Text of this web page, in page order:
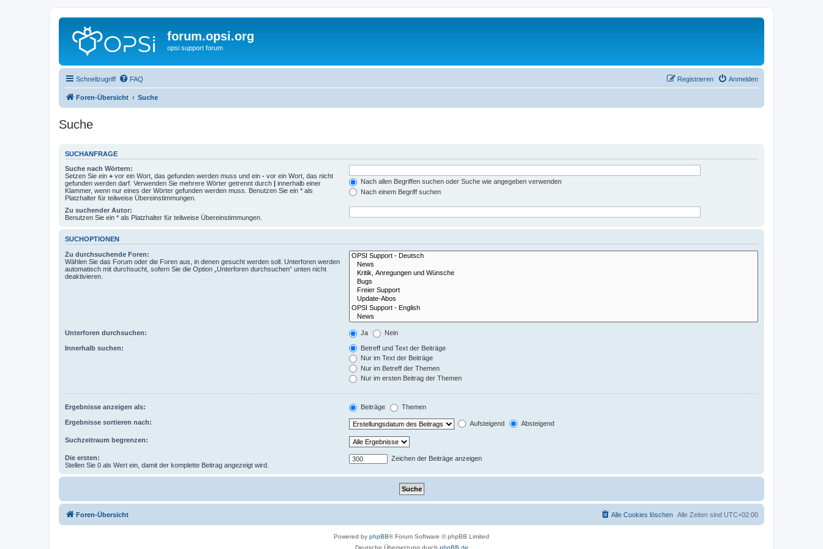
forum.opsi.org
opsi support forum
Schnellzugriff FAQ Anmelden
Registrieren
Foren-Übersicht Suche
Suche
SUCHANFRAGE
Suche nach Wörtern:
Setzen Sie ein + vor ein Wort, das gefunden werden muss und ein - vor ein Wort, das nicht
gefunden werden darf. Verwenden Sie mehrere Wörter getrennt durch | innerhalb einer
Klammer, wenn nur eines der Wörter gefunden werden muss. Benutzen Sie ein * als
Platzhalter für teilweise Übereinstimmungen.
Nach allen Begriffen suchen oder Suche wie angegeben verwenden
Nach einem Begriff suchen
Zu suchender Autor:
Benutzen Sie ein * als Platzhalter für teilweise Übereinstimmungen.
SUCHOPTIONEN
Zu durchsuchende Foren:
Wählen Sie das Forum oder die Foren aus, in denen gesucht werden soll. Unterforen werden
automatisch mit durchsucht, sofern Sie die Option „Unterforen durchsuchen“ unten nicht
deaktivieren.
Unterforen durchsuchen: Ja Nein
Innerhalb suchen:
Betreff und Text der Beiträge
Nur im Text der Beiträge
Nur im Betreff der Themen
Nur im ersten Beitrag der Themen
Ergebnisse anzeigen als: Beiträge Themen
Ergebnisse sortieren nach: Aufsteigend Absteigend
Suchzeitraum begrenzen:
Die ersten:
Stellen Sie 0 als Wert ein, damit der komplette Beitrag angezeigt wird.
Zeichen der Beiträge anzeigen
Foren-Übersicht Alle Zeiten sind UTC+02:00
Alle Cookies löschen
Powered by phpBB® Forum Software © phpBB Limited
Deutsche Übersetzung durch phpBB.de